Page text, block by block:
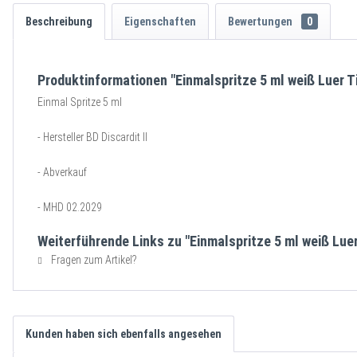
Beschreibung Eigenschaften Bewertungen 0
Produktinformationen "Einmalspritze 5 ml weiß Luer
Einmal Spritze 5 ml
- Hersteller BD Discardit II
- Abverkauf
- MHD 02.2029
Weiterführende Links zu "Einmalspritze 5 ml weiß
Fragen zum Artikel?
Kunden haben sich ebenfalls angesehen